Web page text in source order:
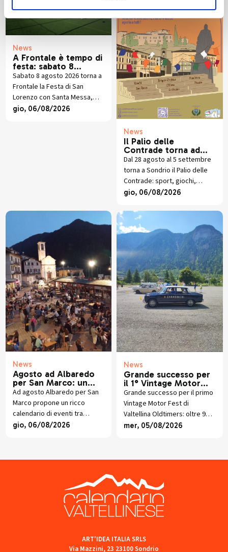
News
A Frontale è tempo di
festa: sabato 8
agosto torna la
tradizionale festa
patronale di San
Lorenzo
Sabato 8 agosto 2026 torna a
Frontale la Festa di San
Lorenzo con Santa Messa,
torneo di pallavolo, cucina
gio, 06/08/2026
News
Il Palio delle
Contrade torna ad
animare Sondrio
Dal 28 agosto al 5 settembre
torna a Sondrio il Palio delle
Contrade: sport, giochi,
socialità e sfide in Piazza
edizione.
gio, 06/08/2026
News
Agosto ad Albaredo
per San Marco: un
mese di eventi tra
musica, natura,
cinema, magia e
tradizioni
Ad agosto Albaredo per San
Marco propone un ricco
calendario di eventi tra
musica, magia, cinema,
gio, 06/08/2026
News
Grande successo per
il 1° Vintage Motor
Fest
Grande successo per il primo
Vintage Motor Fest di
Valtellina Oldtimers: oltre 90
veicoli d’epoca protagonisti
mer, 05/08/2026
ART'IDEA ITALIA SRLS
Via Mazzini, 23 23100 Sondrio